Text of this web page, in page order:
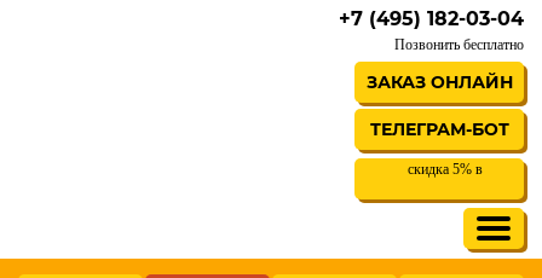
+7 (495) 182-03-04
Позвонить бесплатно
ЗАКАЗ ОНЛАЙН
ТЕЛЕГРАМ-БОТ
скидка 5% в